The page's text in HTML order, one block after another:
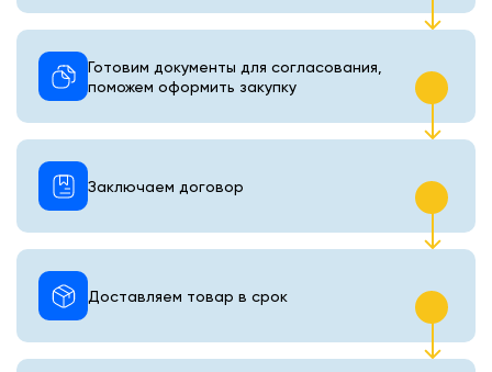
Готовим документы для согласования,
поможем оформить закупку
Доставляем товар в срок
Заключаем договор